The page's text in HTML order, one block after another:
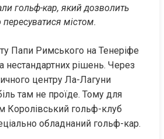
гольф-кар, який дозволить
містом.
Папи Римського на Тенеріфе
нестандартних рішень. Через
центру Ла-Лагуни
там не проїде. Тому для
Королівський гольф-клуб
обладнаний гольф-кар.